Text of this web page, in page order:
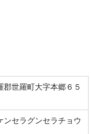
郡世羅町大字本郷６５
ンセラグンセラチョウ